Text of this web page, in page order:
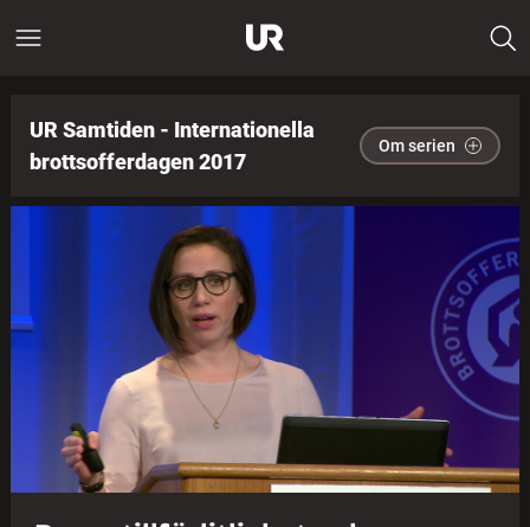
UR Samtiden - Internationella
brottsofferdagen 2017
Om serien